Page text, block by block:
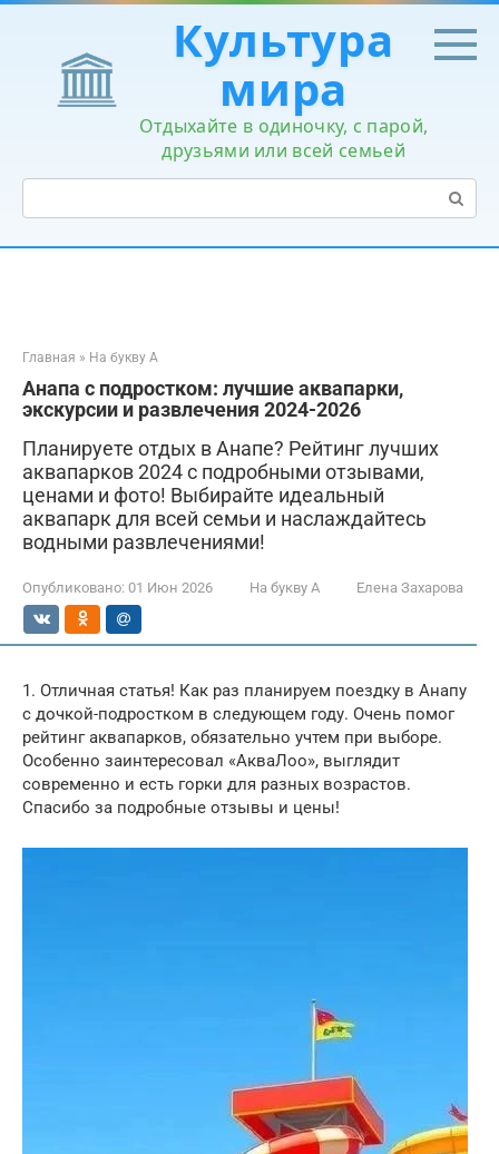
Перейти
контенту
Культура
мира
Отдыхайте в одиночку, с парой,
друзьями или всей семьей
Поиск:
Главная » На букву А
Анапа с подростком: лучшие аквапарки,
экскурсии и развлечения 2024-2026
Планируете отдых в Анапе? Рейтинг лучших
аквапарков 2024 с подробными отзывами,
ценами и фото! Выбирайте идеальный
аквапарк для всей семьи и наслаждайтесь
водными развлечениями!
Опубликовано: 01 Июн 2026 На букву А Елена Захарова
1. Отличная статья! Как раз планируем поездку в Анапу
с дочкой-подростком в следующем году. Очень помог
рейтинг аквапарков, обязательно учтем при выборе.
Особенно заинтересовал «АкваЛоо», выглядит
современно и есть горки для разных возрастов.
Спасибо за подробные отзывы и цены!